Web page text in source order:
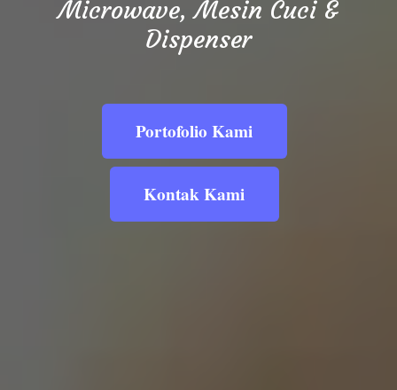
Microwave, Mesin Cuci &
Dispenser
Portofolio Kami
Kontak Kami